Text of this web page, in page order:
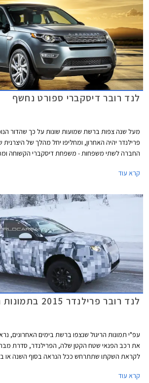
לנד רובר דיסקברי ספורט נחשף
מעל שנה צפות ברשת שמועות שונות על כך שהדור
פרילנדר יהיה האחרון, ומחליפו יחל מהלך של היצרנית
החברה לשתי משפחות - משפחת דיסקברי הקשוחה
של לנד רובר דיסקברי ספורט.
קרא עוד
לנד רובר פרילנדר 2015 בתמונות ריגול
עפ"י תמונות הריגול שנצפו ברשת בימים האחרונים,
את רכב הפנאי שטח הקטן שלה, הפרילנדר, סדרת
האיווק.
קרא עוד